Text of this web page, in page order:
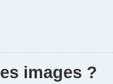
images ?